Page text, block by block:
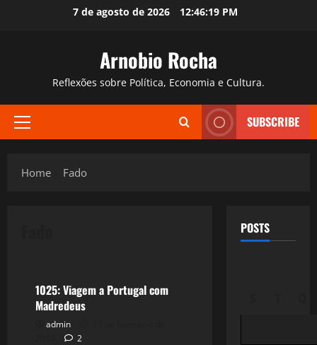
7 de agosto de 2026 12:46:20 PM
Arnobio Rocha
Reflexões sobre Política, Economia e Cultura.
Primary
SUBSCRIBE
Home Fado
1025: Viagem a Portugal com
Madredeus
admin
2
POSTS